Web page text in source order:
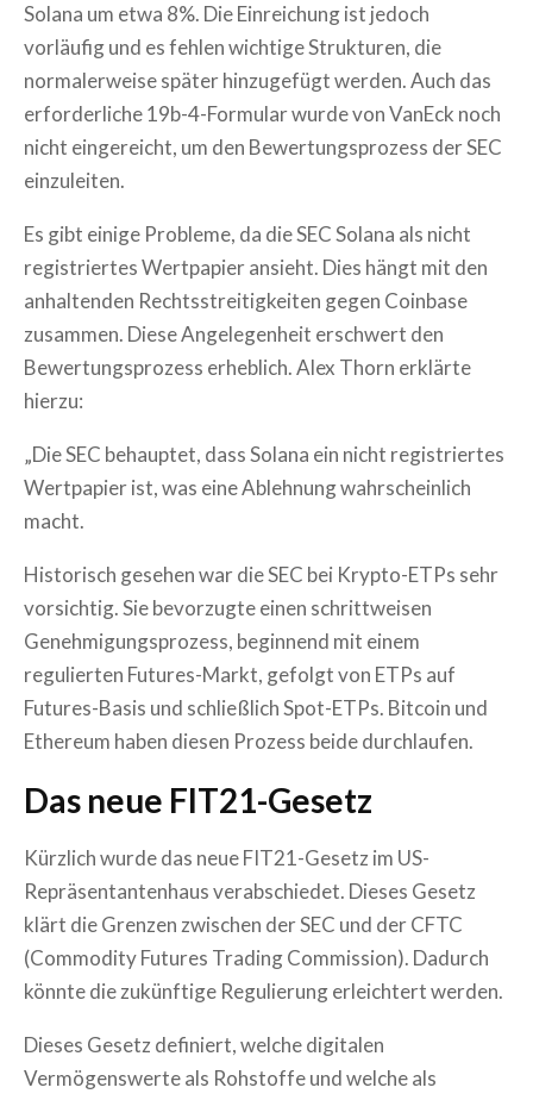
Solana um etwa 8%. Die Einreichung ist jedoch
vorläufig und es fehlen wichtige Strukturen, die
normalerweise später hinzugefügt werden. Auch das
erforderliche 19b-4-Formular wurde von VanEck noch
nicht eingereicht, um den Bewertungsprozess der SEC
einzuleiten.
Es gibt einige Probleme, da die SEC Solana als nicht
registriertes Wertpapier ansieht. Dies hängt mit den
anhaltenden Rechtsstreitigkeiten gegen Coinbase
zusammen. Diese Angelegenheit erschwert den
Bewertungsprozess erheblich. Alex Thorn erklärte
hierzu:
„Die SEC behauptet, dass Solana ein nicht registriertes
Wertpapier ist, was eine Ablehnung wahrscheinlich
macht.
Historisch gesehen war die SEC bei Krypto-ETPs sehr
vorsichtig. Sie bevorzugte einen schrittweisen
Genehmigungsprozess, beginnend mit einem
regulierten Futures-Markt, gefolgt von ETPs auf
Futures-Basis und schließlich Spot-ETPs. Bitcoin und
Ethereum haben diesen Prozess beide durchlaufen.
Das neue FIT21-Gesetz
Kürzlich wurde das neue FIT21-Gesetz im US-
Repräsentantenhaus verabschiedet. Dieses Gesetz
klärt die Grenzen zwischen der SEC und der CFTC
(Commodity Futures Trading Commission). Dadurch
könnte die zukünftige Regulierung erleichtert werden.
Dieses Gesetz definiert, welche digitalen
Vermögenswerte als Rohstoffe und welche als